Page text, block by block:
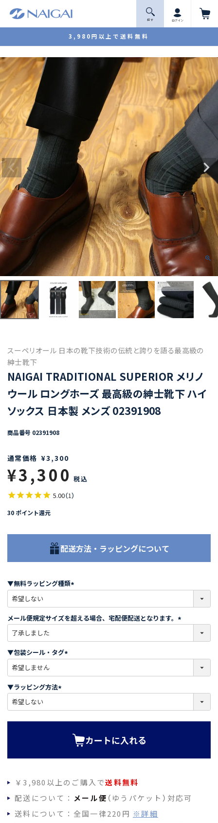
3,980円以上で送料無料
探 す ログイン
スーペリオール 日本の靴下技術の伝統と誇りを語る最高級の
紳士靴下
NAIGAI TRADITIONAL SUPERIOR メリノ
ウール ロングホーズ 最高級の紳士靴下 ハイ
ソックス 日本製 メンズ 02391908
商品番号 02391908
通常価格 ¥3,300
¥3,300 税込
5.00（1）
30 ポイント還元
配送方法・ラッピングについて
▼無料ラッピング種類
必
須
)
メール便規定サイズを超える場合、宅配便配送となります。
必
)
▼包装シール・タグ
必
)
▼ラッピング方法
必
カートに入れる
￥3,980以上のご購入で送料無料
配送について： メール便 （ゆうパケット）対応可
送料について：全国一律220円 ※詳細